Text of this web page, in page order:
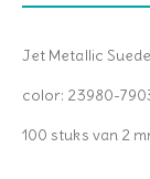
Jet Metallic
color: 23980-
100 stuks van 2